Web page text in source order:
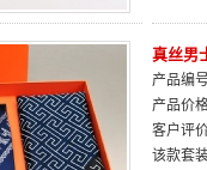
真丝男
产品编
产品价
客户评
该款套